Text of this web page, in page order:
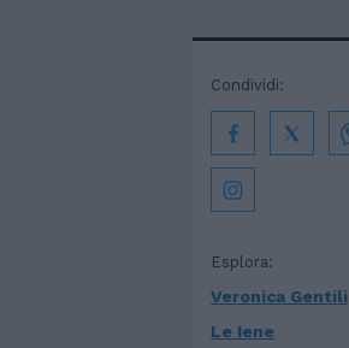
Esplora:
Veronica Gentili
Le Iene
Condividi: